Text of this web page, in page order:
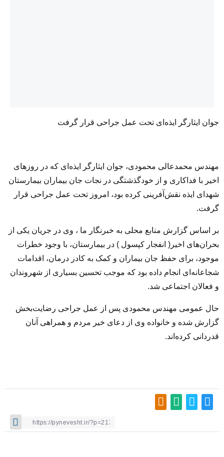
جوان ایثارگر ایذه‌ای تحت عمل جراحی قرار گرفت
مهندس محمدعالی محمودی، جوان ایثارگر ایذه‌ای که در روزهای
اخیر با فداکاری و از خودگذشتگی در نجات جان بیماران بیمارستان
شهدای ایذه نقش‌آفرینی کرده بود، امروز تحت عمل جراحی قرار
گرفت.
بر اساس گزارش منابع محلی به خبرنگار ما ، وی در جریان یکی از
بحران‌های اخیر( انفجار کپسول ) در بیمارستان، با وجود خطرات
موجود، برای حفظ جان بیماران و کمک به کادر درمان، اقدامات
شجاعانه‌ای انجام داده بود که موجب تحسین بسیاری از شهروندان
و فعالان اجتماعی شد.
حال عمومی مهندس محمودی پس از عمل جراحی رضایت‌بخش
گزارش شده و خانواده وی از دعای خیر مردم و همراهی آنان
قدردانی کرده‌اند.